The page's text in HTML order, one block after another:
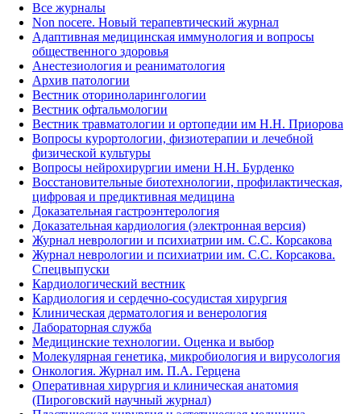
Все журналы
Non nocere. Новый терапевтический журнал
Адаптивная медицинская иммунология и вопросы
общественного здоровья
Анестезиология и реаниматология
Архив патологии
Вестник оториноларингологии
Вестник офтальмологии
Вестник травматологии и ортопедии им Н.Н. Приорова
Вопросы курортологии, физиотерапии и лечебной
физической культуры
Вопросы нейрохирургии имени Н.Н. Бурденко
Восстановительные биотехнологии, профилактическая,
цифровая и предиктивная медицина
Доказательная гастроэнтерология
Доказательная кардиология (электронная версия)
Журнал неврологии и психиатрии им. С.С. Корсакова
Журнал неврологии и психиатрии им. С.С. Корсакова.
Спецвыпуски
Кардиологический вестник
Кардиология и сердечно-сосудистая хирургия
Клиническая дерматология и венерология
Лабораторная служба
Медицинские технологии. Оценка и выбор
Молекулярная генетика, микробиология и вирусология
Онкология. Журнал им. П.А. Герцена
Оперативная хирургия и клиническая анатомия
(Пироговский научный журнал)